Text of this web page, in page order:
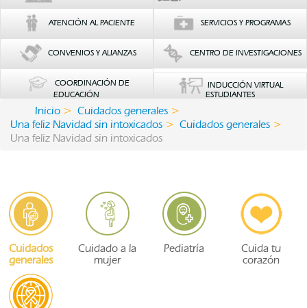
ATENCIÓN AL PACIENTE SERVICIOS Y PROGRAMAS
CONVENIOS Y ALIANZAS CENTRO DE INVESTIGACIONES
COORDINACIÓN DE
EDUCACIÓN
INDUCCIÓN VIRTUAL
ESTUDIANTES
Inicio
Cuidados generales
Una feliz Navidad sin intoxicados
Cuidados generales
Una feliz Navidad sin intoxicados
Cuidados
generales
Cuidado a la
mujer
Pediatría
Cuida tu
corazón